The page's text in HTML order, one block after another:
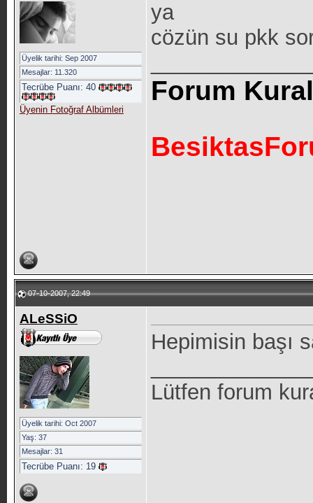
Üyelik tarihi: Sep 2007
Mesajlar: 11.320
Tecrübe Puanı: 40
Üyenin Fotoğraf Albümleri
ya
cözün su pkk
Forum
07-10-2007, 22:49
ALeSSiO
Üyelik tarihi: Oct 2007
Yaş: 37
Mesajlar: 31
Tecrübe Puanı: 19
Hepimisin başı
Lütfen forum